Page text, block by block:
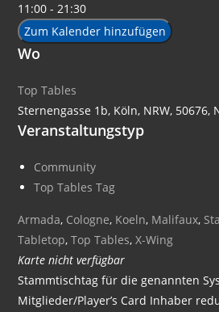
11:00 - 21:30
Zum Kalender hinzufügen
Wo
Top Tables
Sternengasse 1b, Köln, NRW, 50676,
Veranstaltungstyp
Community
Top Tables Tag
Armada, Cologne, Koeln, Malifaux,
Tabletop,Top Tables,X-Wing
Karte nicht verfügbar
Stammtischtag für die genannten
Mitglieder/Player’s Card Inhaber